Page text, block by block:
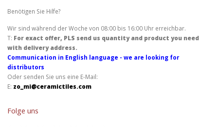
Benötigen Sie Hilfe?
Wir sind während der Woche von 08:00 bis 16:00 Uhr erreichbar.
T: For exact offer, PLS send us quantity and product you need
with delivery address.
Communication in English language - we are looking for
distributors
Oder senden Sie uns eine E-Mail:
E: zo_mi@ceramictiles.com
Folge uns